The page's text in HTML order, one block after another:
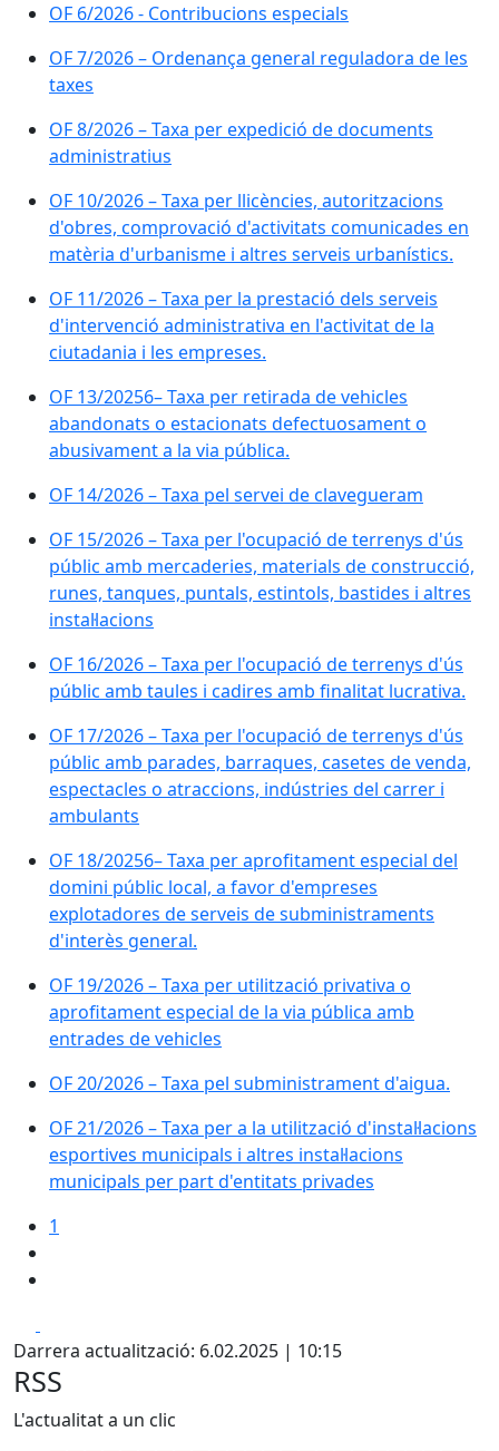
OF 6/2026 - Contribucions especials
OF 7/2026 – Ordenança general reguladora de les
taxes
OF 8/2026 – Taxa per expedició de documents
administratius
OF 10/2026 – Taxa per llicències, autoritzacions
d'obres, comprovació d'activitats comunicades en
matèria d'urbanisme i altres serveis urbanístics.
OF 11/2026 – Taxa per la prestació dels serveis
d'intervenció administrativa en l'activitat de la
ciutadania i les empreses.
OF 13/20256– Taxa per retirada de vehicles
abandonats o estacionats defectuosament o
abusivament a la via pública.
OF 14/2026 – Taxa pel servei de clavegueram
OF 15/2026 – Taxa per l'ocupació de terrenys d'ús
públic amb mercaderies, materials de construcció,
runes, tanques, puntals, estintols, bastides i altres
instal·lacions
OF 16/2026 – Taxa per l'ocupació de terrenys d'ús
públic amb taules i cadires amb finalitat lucrativa.
OF 17/2026 – Taxa per l'ocupació de terrenys d'ús
públic amb parades, barraques, casetes de venda,
espectacles o atraccions, indústries del carrer i
ambulants
OF 18/20256– Taxa per aprofitament especial del
domini públic local, a favor d'empreses
explotadores de serveis de subministraments
d'interès general.
OF 19/2026 – Taxa per utilització privativa o
aprofitament especial de la via pública amb
entrades de vehicles
OF 20/2026 – Taxa pel subministrament d'aigua.
OF 21/2026 – Taxa per a la utilització d'instal·lacions
esportives municipals i altres instal·lacions
municipals per part d'entitats privades
1
Darrera actualització: 6.02.2025 | 10:15
RSS
L'actualitat a un clic